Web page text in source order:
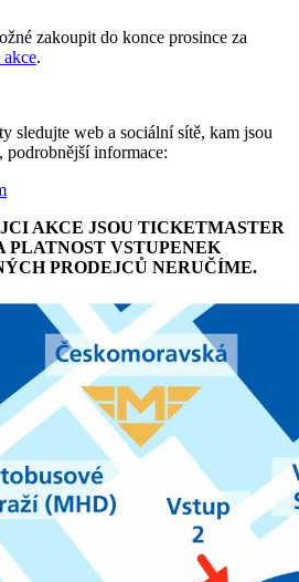
zakoupit do konce prosince za
.
sledujte web a sociální sítě, kam jsou
informace:
AKCE JSOU TICKETMASTER
PLATNOST VSTUPENEK
PRODEJCŮ NERUČÍME.